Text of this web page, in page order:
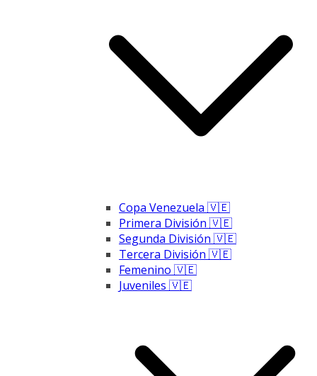
Copa Venezuela 🇻🇪
Primera División 🇻🇪
Segunda División 🇻🇪
Tercera División 🇻🇪
Femenino 🇻🇪
Juveniles 🇻🇪